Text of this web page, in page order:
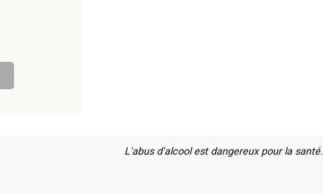
L'abus d'alcool est dangereux pour la santé.